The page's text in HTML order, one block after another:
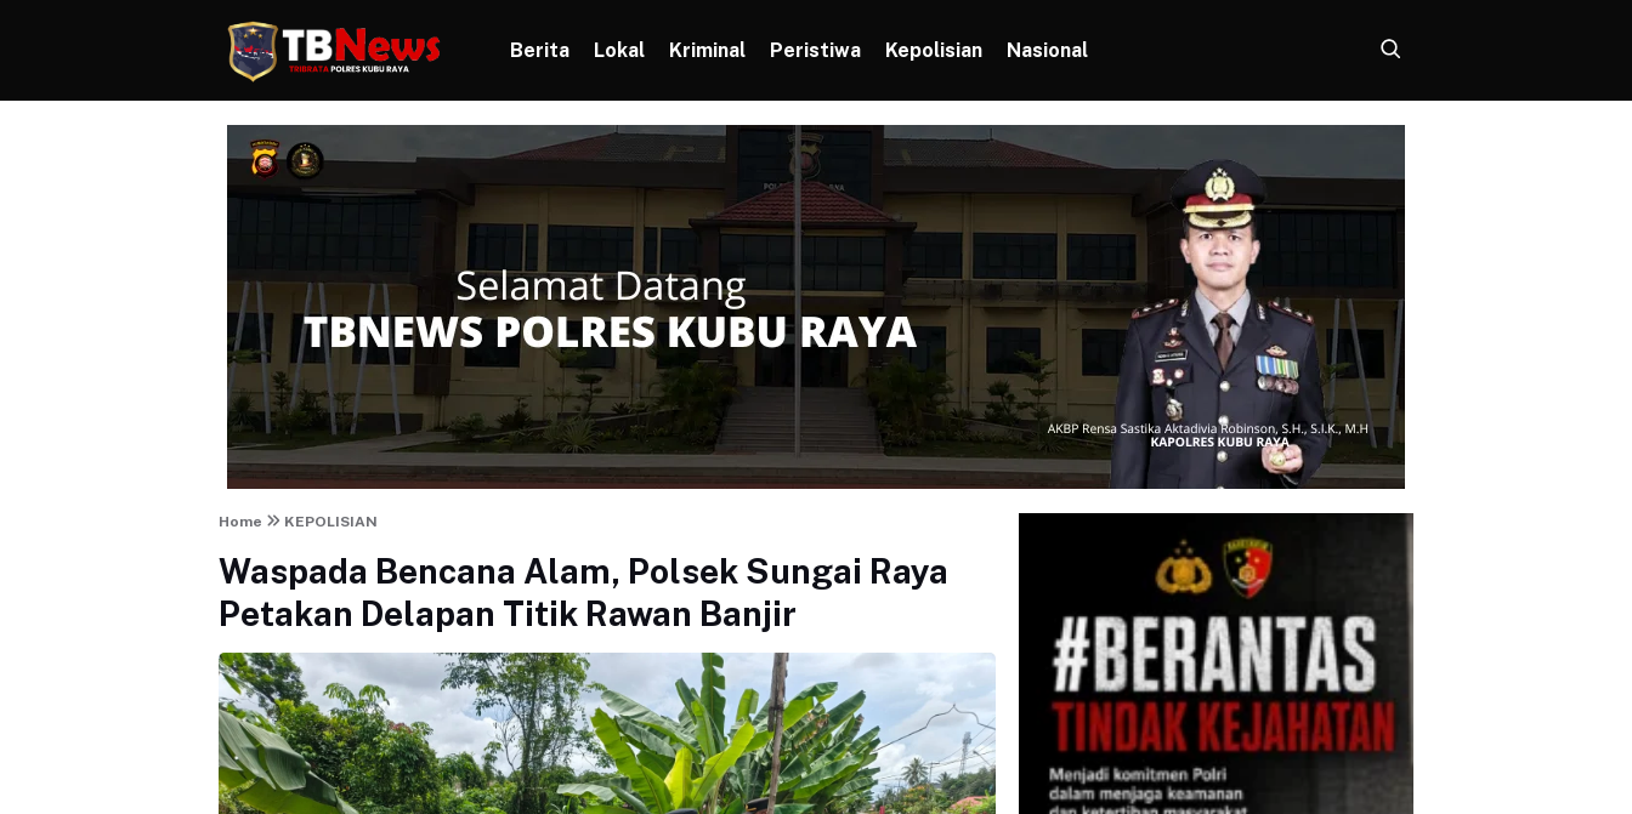
Berita Lokal Kriminal Peristiwa Kepolisian Nasional
Home KEPOLISIAN
Waspada Bencana Alam, Polsek Sungai Raya
Petakan Delapan Titik Rawan Banjir